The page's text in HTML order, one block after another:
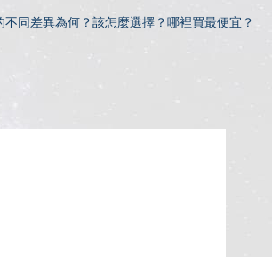
不同差異為何？該怎麼選擇？哪裡買最便宜？